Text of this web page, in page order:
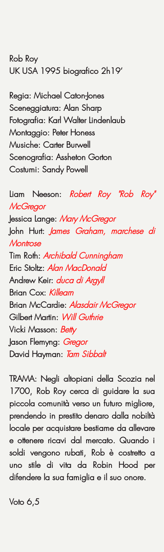
Rob Roy
UK USA 1995 biografico 2h19’
Regia: Michael Caton-Jones
Sceneggiatura: Alan Sharp
Fotografia: Karl Walter Lindenlaub
Montaggio: Peter Honess
Musiche: Carter Burwell
Scenografia: Assheton Gorton
Costumi: Sandy Powell
Liam Neeson: Robert Roy "Rob Roy"
McGregor
Jessica Lange: Mary McGregor
John Hurt: James Graham, marchese di
Montrose
Tim Roth: Archibald Cunningham
Eric Stoltz: Alan MacDonald
Andrew Keir: duca di Argyll
Brian Cox: Killearn
Brian McCardie: Alasdair McGregor
Gilbert Martin: Will Guthrie
Vicki Masson: Betty
Jason Flemyng: Gregor
David Hayman: Tam Sibbalt
TRAMA: Negli altopiani della Scozia nel
1700, Rob Roy cerca di guidare la sua
piccola comunità verso un futuro migliore,
prendendo in prestito denaro dalla nobiltà
locale per acquistare bestiame da allevare
e ottenere ricavi dal mercato. Quando i
soldi vengono rubati, Rob è costretto a
uno stile di vita da Robin Hood per
difendere la sua famiglia e il suo onore.
Voto 6,5